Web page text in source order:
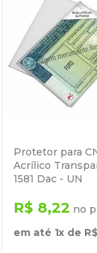
Protetor para
Acrílico
1581 Dac - UN
R$ 8,22 no
em até 1x de R$